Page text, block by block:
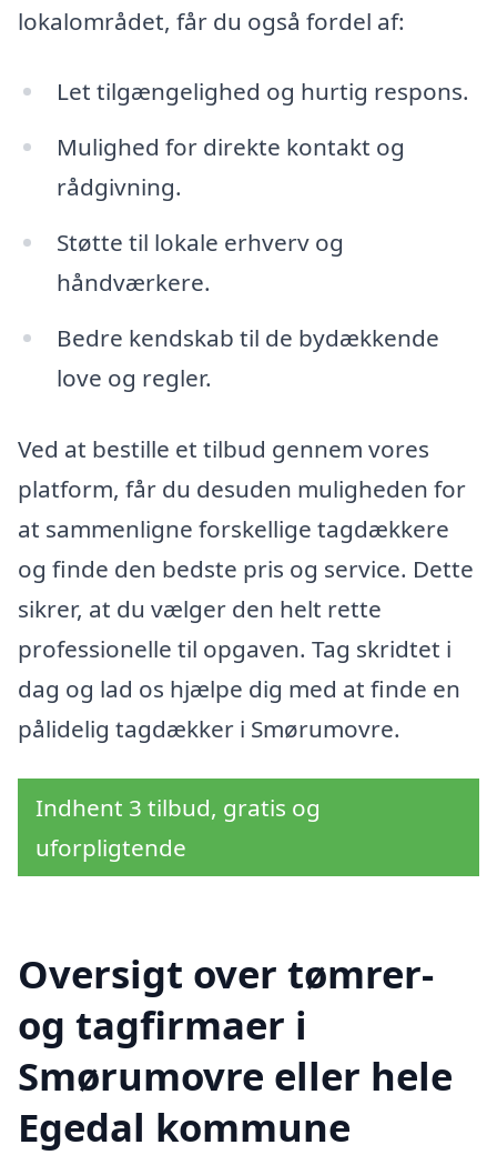
lokalområdet, får du også fordel af:
Let tilgængelighed og hurtig respons.
Mulighed for direkte kontakt og
rådgivning.
Støtte til lokale erhverv og
håndværkere.
Bedre kendskab til de bydækkende
love og regler.
Ved at bestille et tilbud gennem vores
platform, får du desuden muligheden for
at sammenligne forskellige tagdækkere
og finde den bedste pris og service. Dette
sikrer, at du vælger den helt rette
professionelle til opgaven. Tag skridtet i
dag og lad os hjælpe dig med at finde en
pålidelig tagdækker i Smørumovre.
Indhent 3 tilbud, gratis og
uforpligtende
Oversigt over tømrer-
og tagfirmaer i
Smørumovre eller hele
Egedal kommune